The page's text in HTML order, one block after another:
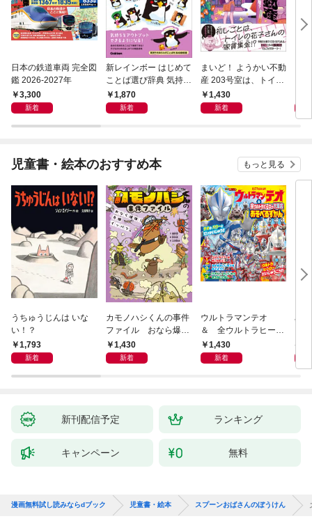
日本の鉄道車両 完全図
鑑 2026-2027年
3,300
新着
新レインボー はじめて
ことば選び辞典 気持ち
のことば
1,870
新着
まいど！ ようかい不動
産 203号室は、トイレ
の花子さんの部屋？
1,430
新着
児童書・絵本のおすすめ本 もっと見る
うちゅうじんは いな
い！？
1,793
新着
カモノハシくんの事件
ファイル おなら爆
弾！ 危機イッパツ編
1,430
新着
ウルトラマンテオ
＆ 全ウルトラヒーロ
ー大集合 あそべるず
かん
1,430
新着
星
新刊配信予定 ランキング
キャンペーン 無料
漫画無料試し読みならdブック 児童書・絵本 スプーンおばさんのぼうけん